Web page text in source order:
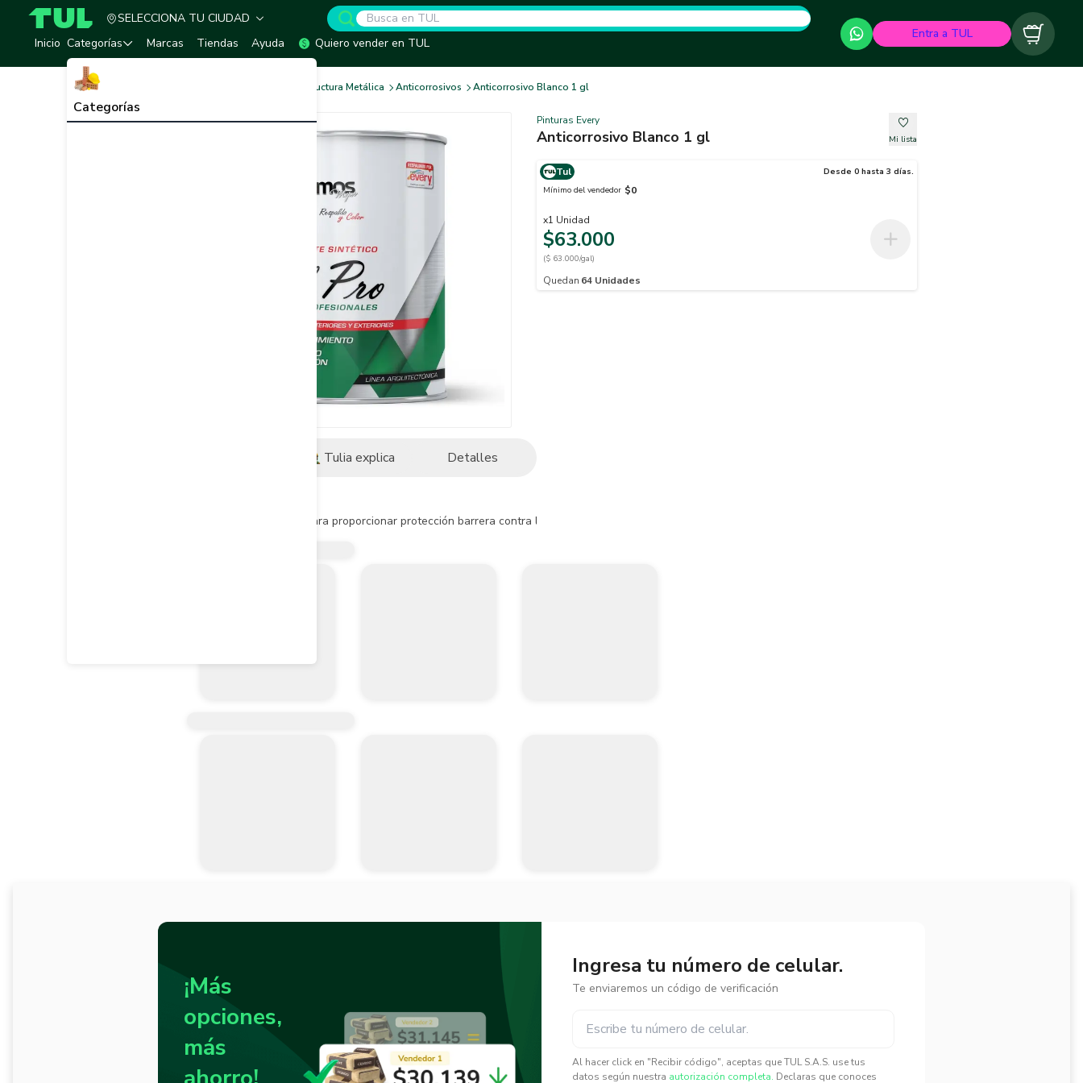
TUL - Tu Marketplace de Construcción
SELECCIONA TU CIUDAD
Inicio Categorías
Categorías
Marcas Tiendas Ayuda Quiero vender en TUL
Entra a TUL Carrito
Pinturas para Estructura Metálica Anticorrosivos Anticorrosivo Blanco 1 gl
Tulia explica Detalles
Especialmente formulados para proporcionar protección barrera contra la corrosión de todo tipo de superficies metálicas ferrosas. No se recomienda aplicar sobre superficies
Pinturas Every
Anticorrosivo Blanco 1 gl Mi lista
Tul
Desde 0 hasta 3 días.
Mínimo del vendedor $0
x1 Unidad
$63.000
($ 63.000/gal)
Quedan 64 Unidades
¡Más
opciones,
más
Ingresa tu número de celular.
Te enviaremos un código de verificación
Al hacer click en "Recibir código", aceptas que TUL S.A.S. use tus
datos según nuestra autorización completa. Declaras que conoces